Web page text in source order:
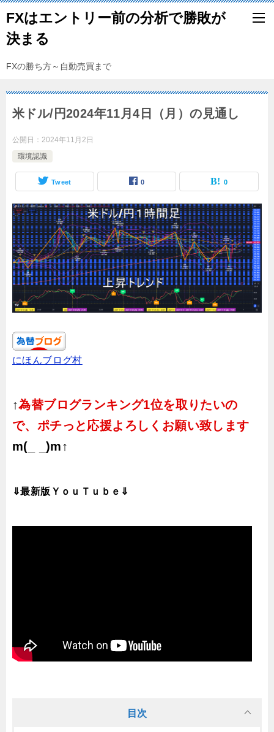
FXはエントリー前の分析で勝敗が
決まる
FXの勝ち方～自動売買まで
米ドル/円2024年11月4日（月）の見通し
公開日： 2024年11月2日
環境認識
Tweet 0 0
にほんブログ村
↑為替ブログランキング1位を取りたいの
で、ポチっと応援よろしくお願い致します
m(_ _)m↑
⇓最新版ＹｏｕＴｕｂｅ⇓
目次